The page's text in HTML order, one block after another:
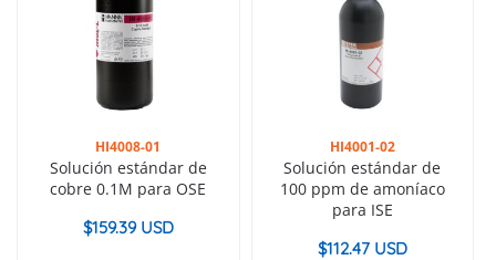
HI4008-01
Solución estándar de
cobre 0.1M para OSE
$159.39 USD
HI4001-02
Solución estándar de
100 ppm de amoníaco
para ISE
$112.47 USD